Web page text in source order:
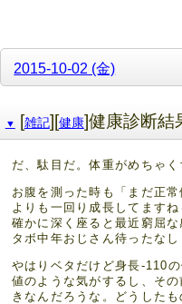
2015-10-02 (金)
▼ [雑記][健康]健康診断結
だ、駄目だ。体重がめちゃく
お腹を測った時も「まだ正
よりも一回り成長してます
確かに深く座ると最近窮屈
タボ中年おじさん待ったなし
やはりベタだけど身長-110
値のような気がするし、そ
きなんだろうな。どうしたも